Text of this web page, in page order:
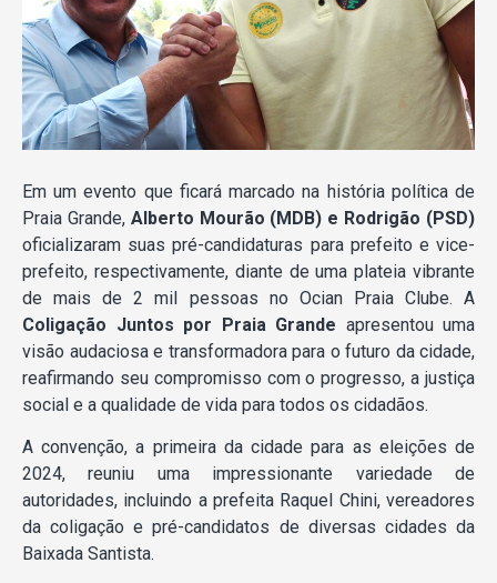
Em um evento que ficará marcado na história política de
Praia Grande, Alberto Mourão (MDB) e Rodrigão (PSD)
oficializaram suas pré-candidaturas para prefeito e vice-
prefeito, respectivamente, diante de uma plateia vibrante
de mais de 2 mil pessoas no Ocian Praia Clube. A
Coligação Juntos por Praia Grande apresentou uma
visão audaciosa e transformadora para o futuro da cidade,
reafirmando seu compromisso com o progresso, a justiça
social e a qualidade de vida para todos os cidadãos.
A convenção, a primeira da cidade para as eleições de
2024, reuniu uma impressionante variedade de
autoridades, incluindo a prefeita Raquel Chini, vereadores
da coligação e pré-candidatos de diversas cidades da
Baixada Santista.